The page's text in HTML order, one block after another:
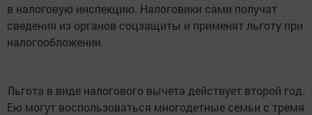
в налоговую инспекцию. Налоговики сами получат
сведения из органов соцзащиты и применят льготу при
налогообложении.
Льгота в виде налогового вычета действует второй год.
Ею могут воспользоваться многодетные семьи с тремя